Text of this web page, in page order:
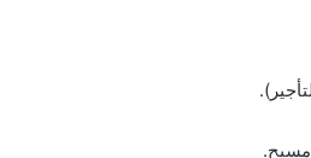
مسبح.